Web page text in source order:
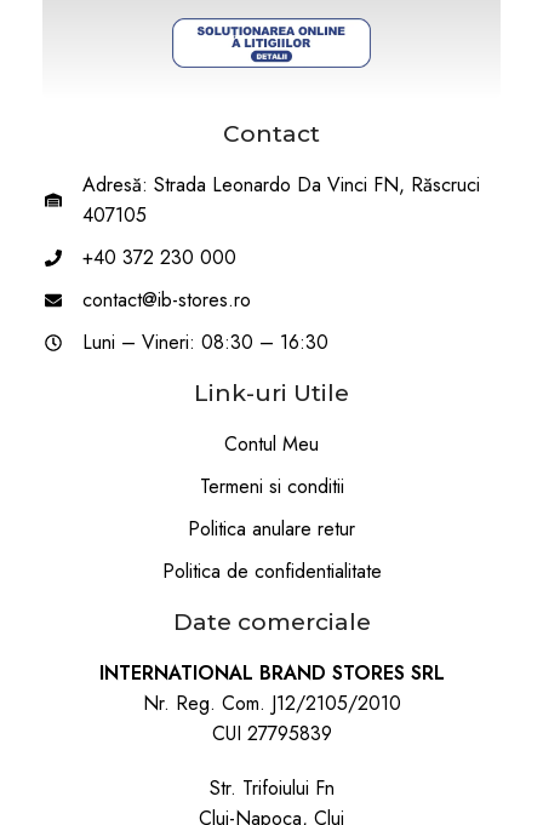
Contact
Adresă: Strada Leonardo Da Vinci FN, Răscruci
407105
+40 372 230 000
contact@ib-stores.ro
Luni – Vineri: 08:30 – 16:30
Link-uri Utile
Contul Meu
Termeni si conditii
Politica anulare retur
Politica de confidentialitate
Date comerciale
INTERNATIONAL BRAND STORES SRL
Nr. Reg. Com. J12/2105/2010
CUI 27795839
Str. Trifoiului Fn
Cluj-Napoca, Cluj